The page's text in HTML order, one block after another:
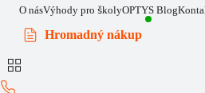
O násVýhody pro školyOPTYS Blog
Hromadný nákup